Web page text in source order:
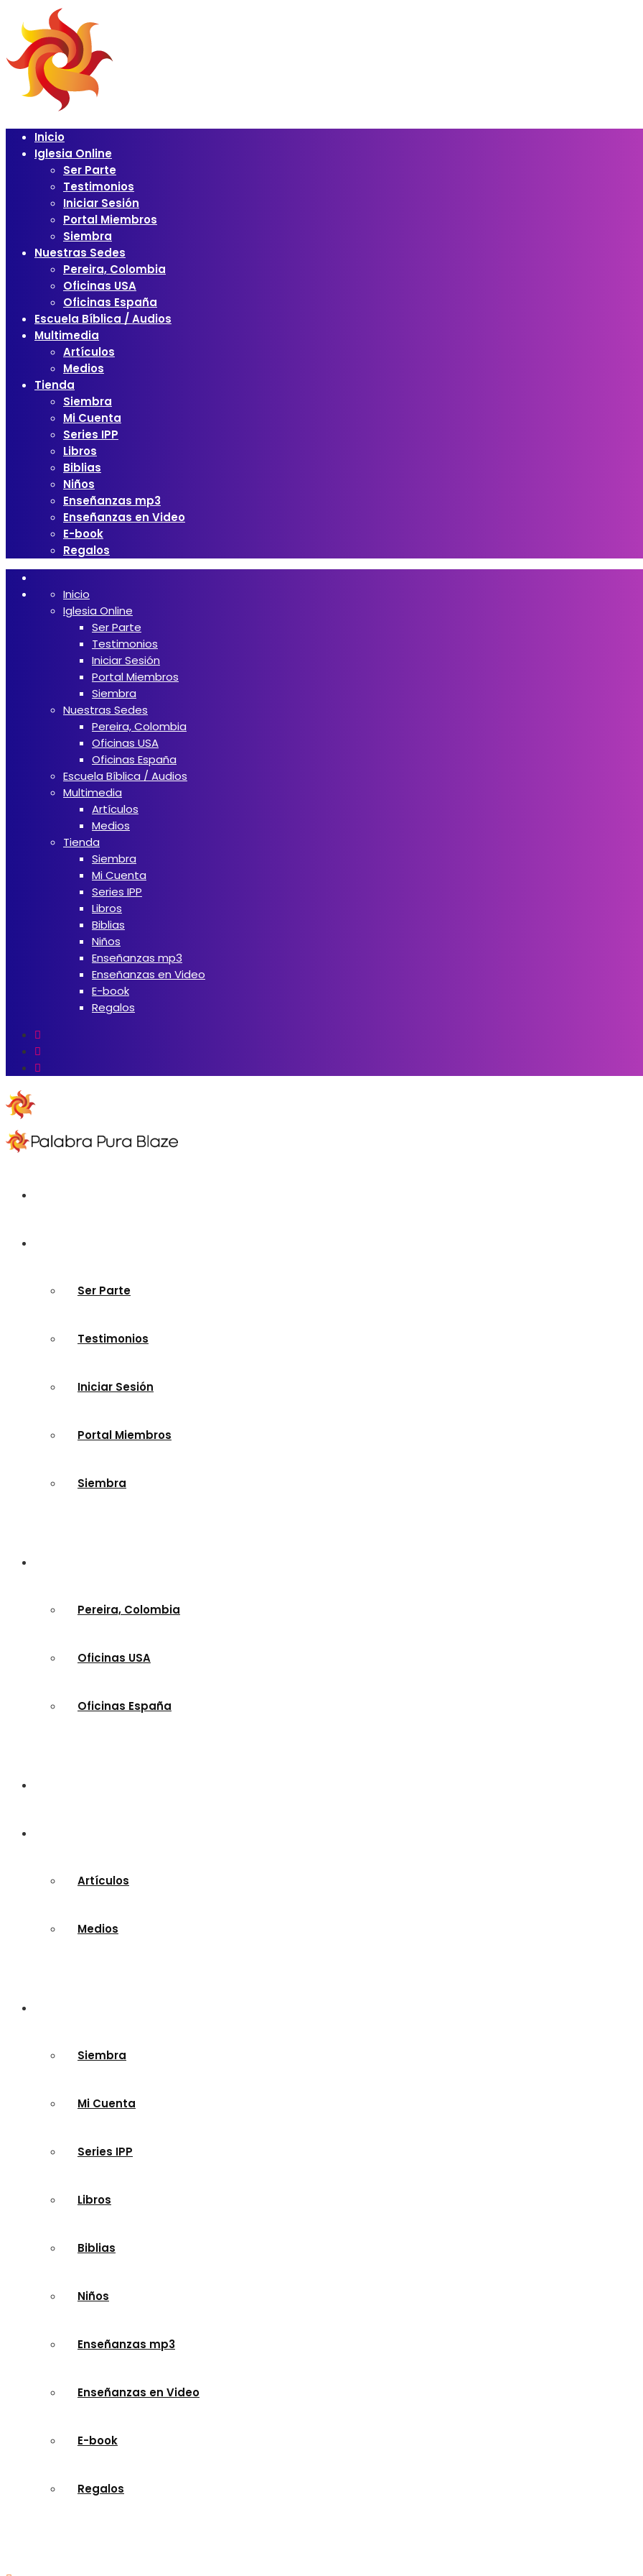
Inicio
Iglesia Online
Ser Parte
Testimonios
Iniciar Sesión
Portal Miembros
Siembra
Nuestras Sedes
Pereira, Colombia
Oficinas USA
Oficinas España
Escuela Bíblica / Audios
Multimedia
Artículos
Medios
Tienda
Siembra
Mi Cuenta
Series IPP
Libros
Biblias
Niños
Enseñanzas mp3
Enseñanzas en Video
E-book
Regalos
Inicio
Iglesia Online
Ser Parte
Testimonios
Iniciar Sesión
Portal Miembros
Siembra
Nuestras Sedes
Pereira, Colombia
Oficinas USA
Oficinas España
Escuela Bíblica / Audios
Multimedia
Artículos
Medios
Tienda
Siembra
Mi Cuenta
Series IPP
Libros
Biblias
Niños
Enseñanzas mp3
Enseñanzas en Video
E-book
Regalos
Ser Parte
Testimonios
Iniciar Sesión
Portal Miembros
Siembra
Pereira, Colombia
Oficinas USA
Oficinas España
Artículos
Medios
Siembra
Mi Cuenta
Series IPP
Libros
Biblias
Niños
Enseñanzas mp3
Enseñanzas en Video
E-book
Regalos